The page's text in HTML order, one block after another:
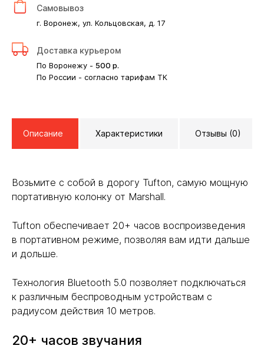
Самовывоз
г. Воронеж, ул. Кольцовская, д. 17
Доставка курьером
По Воронежу - 500 р.
По России - согласно тарифам ТК
Описание Характеристики Отзывы (0)
Возьмите с собой в дорогу Tufton, самую мощную
портативную колонку от Marshall.
Tufton обеспечивает 20+ часов воспроизведения
в портативном режиме, позволяя вам идти дальше
и дольше.
Технология Bluetooth 5.0 позволяет подключаться
к различным беспроводным устройствам с
радиусом действия 10 метров.
20+ часов звучания